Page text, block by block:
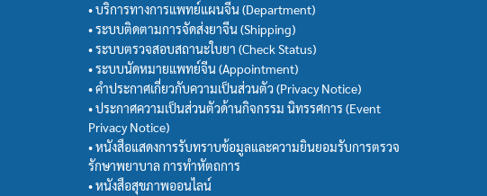
• บริการทางการแพทย์แผนจีน (Department)
• ระบบติดตามการจัดส่งยาจีน (Shipping)
• ระบบตรวจสอบสถานะใบยา (Check Status)
• ระบบนัดหมายแพทย์จีน (Appointment)
• คำประกาศเกี่ยวกับความเป็นส่วนตัว (Privacy Notice)
• ประกาศความเป็นส่วนตัวด้านกิจกรรม นิทรรศการ (Event
Privacy Notice)
• หนังสือแสดงการรับทราบข้อมูลและความยินยอมรับการตรวจ
รักษาพยาบาล การทำหัตถการ
• หนังสือสุขภาพออนไลน์